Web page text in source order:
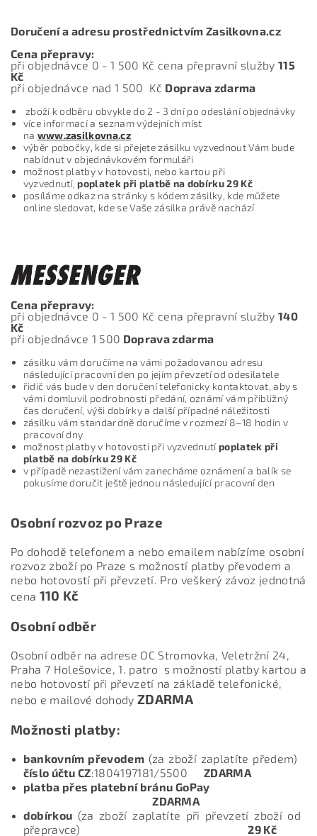
Doručení a adresu prostřednictvím Zasilkovna.cz
Cena přepravy:
při objednávce 0 - 1 500 Kč cena přepravní služby 115
Kč
při objednávce nad 1 500 Kč Doprava zdarma
zboží k odběru obvykle do 2 - 3 dní po odeslání objednávky
více informací a seznam výdejních míst
na www.zasilkovna.cz
výběr pobočky, kde si přejete zásilku vyzvednout Vám bude
nabídnut v objednávkovém formuláři
možnost platby v hotovosti, nebo kartou při
vyzvednutí,poplatek při platbě na dobírku29 Kč
posíláme odkaz na stránky s kódem zásilky, kde můžete
online sledovat, kde se Vaše zásilka právě nachází
Cena přepravy:
při objednávce 0 - 1 500 Kč cena přepravní služby 140
Kč
při objednávce 1 500 Doprava zdarma
zásilku vám doručíme na vámi požadovanou adresu
následující pracovní den po jejím převzetí od odesilatele
řidič vás bude v den doručení telefonicky kontaktovat, aby s
vámi domluvil podrobnosti předání, oznámí vám přibližný
čas doručení, výši dobírky a další případné náležitosti
zásilku vám standardně doručíme v rozmezí 8–18 hodin v
pracovní dny
možnost platby v hotovosti při vyzvednutípoplatek při
platbě na dobírku29 Kč
v případě nezastižení vám zanecháme oznámení a balík se
pokusíme doručit ještě jednou následující pracovní den
Osobní rozvoz po Praze
Po dohodě telefonem a nebo emailem nabízíme osobní
rozvoz zboží po Praze s možností platby převodem a
nebo hotovostí při převzetí. Pro veškerý závoz jednotná
cena 110 Kč
Osobní odběr
Osobní odběr na adrese OC Stromovka, Veletržní 24,
Praha 7 Holešovice, 1. patro s možností platby kartou a
nebo hotovostí při převzetí na základě telefonické,
nebo e mailové dohodyZDARMA
Možnosti platby:
bankovním převodem(za zboží zaplatíte předem)
číslo účtu CZ:1804197181/5500 ZDARMA
platba přes platební bránu GoPay
ZDARMA
dobírkou (za zboží zaplatíte při převzetí zboží od
přepravce)
29 Kč